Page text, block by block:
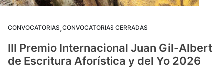
CONVOCATORIAS,CONVOCATORIAS CERRADAS
III Premio Internacional Juan Gil-Albert
de Escritura Aforística y del Yo 2026